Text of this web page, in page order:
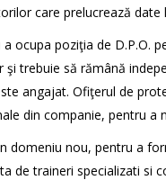
care prelucrează date
a ocupa poziţia de D.P.O.
şi trebuie să rămână
angajat. Ofiţerul de
din companie, pentru a
domeniu nou, pentru a
de traineri specializati si